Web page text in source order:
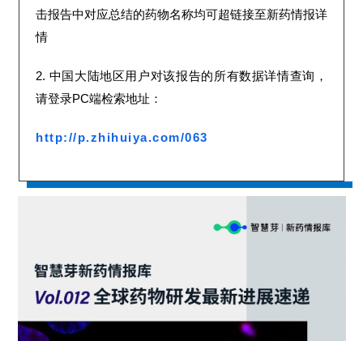
击报告中对应总结的药物名称均可超链接至新药情报详
情
2. 中国大陆地区用户对该报告的所有数据详情查询，
请登录PC端检索地址：
http://p.zhihuiya.com/063